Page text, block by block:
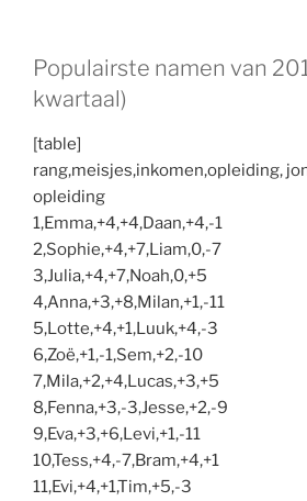
Populairste namen van
kwartaal)
[table]
rang,meisjes,inkomen,opleiding,
opleiding
1,Emma,+4,+4,Daan,+4,-1
2,Sophie,+4,+7,Liam,0,-7
3,Julia,+4,+7,Noah,0,+5
4,Anna,+3,+8,Milan,+1,-11
5,Lotte,+4,+1,Luuk,+4,-3
6,Zoë,+1,-1,Sem,+2,-10
7,Mila,+2,+4,Lucas,+3,+5
8,Fenna,+3,-3,Jesse,+2,-9
9,Eva,+3,+6,Levi,+1,-11
10,Tess,+4,-7,Bram,+4,+1
11,Evi,+4,+1,Tim,+5,-3